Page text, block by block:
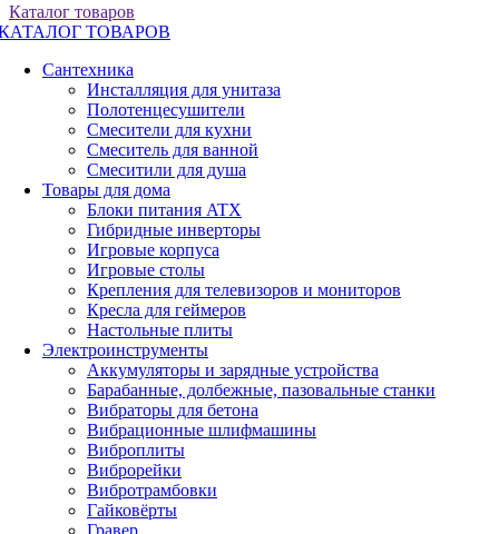
Каталог товаров
ТОВАРОВ
Сантехника
Инсталляция для унитаза
Полотенцесушители
Смесители для кухни
Смеситель для ванной
Смеситили для душа
Товары для дома
Блоки питания ATX
Гибридные инверторы
Игровые корпуса
Игровые столы
Крепления для телевизоров и мониторов
Кресла для геймеров
Настольные плиты
Электроинструменты
Аккумуляторы и зарядные устройства
Барабанные, долбежные, пазовальные станки
Вибраторы для бетона
Вибрационные шлифмашины
Виброплиты
Виброрейки
Вибротрамбовки
Гайковёрты
Гравер